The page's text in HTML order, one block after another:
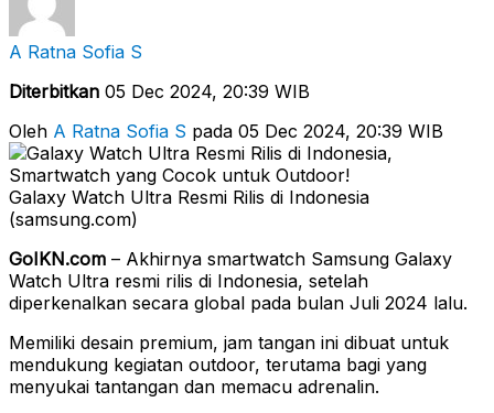
A Ratna Sofia S
Diterbitkan 05 Dec 2024, 20:39 WIB
Oleh A Ratna Sofia S pada 05 Dec 2024, 20:39 WIB
Galaxy Watch Ultra Resmi Rilis di Indonesia
(samsung.com)
GoIKN.com – Akhirnya smartwatch Samsung Galaxy
Watch Ultra resmi rilis di Indonesia, setelah
diperkenalkan secara global pada bulan Juli 2024 lalu.
Memiliki desain premium, jam tangan ini dibuat untuk
mendukung kegiatan outdoor, terutama bagi yang
menyukai tantangan dan memacu adrenalin.